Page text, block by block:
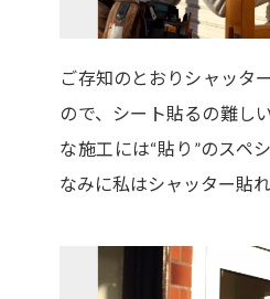
ご存知のとおりシャッタ
ので、シート貼るの難し
な施工には“貼り”のスペ
なみに私はシャッター貼